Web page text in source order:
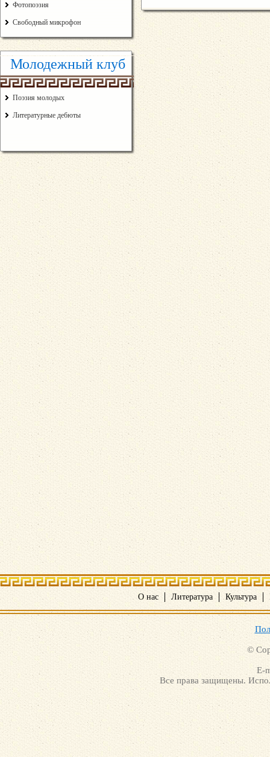
Фотопоэзия
Свободный микрофон
Молодежный клуб
Поэзия молодых
Литературные дебюты
О нас Литература Культура
©
E-
Все права защищены.